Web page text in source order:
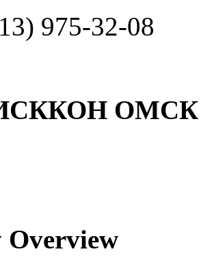
975-32-08
ОМСК
Overview